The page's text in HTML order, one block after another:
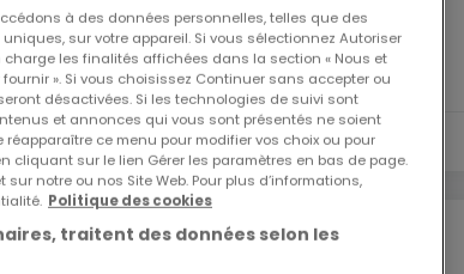
415
185 000 €
à des données personnelles, telles que des
sur votre appareil. Si vous sélectionnez Autoriser
les finalités affichées dans la section « Nous et
». Si vous choisissez Continuer sans accepter ou
désactivées. Si les technologies de suivi sont
et annonces qui vous sont présentés ne soient
ce menu pour modifier vos choix ou pour
cliquant sur le lien Gérer les paramètres en bas de page.
notre ou nos Site Web. Pour plus d’informations,
Politique des cookies
traitent des données selon les